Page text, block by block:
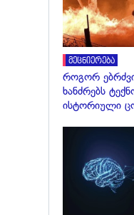
მეცნიერება
როგორ
ხანძრებს
ისტორიული